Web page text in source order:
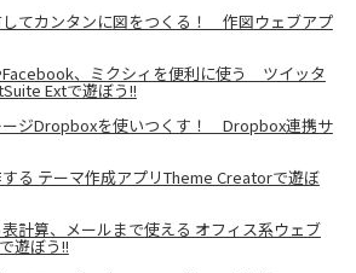
てカンタンに図をつくる！ 作図ウェブアプ
、ミクシィを便利に使う ツイッタ
Extで遊ぼう!!
ージDropboxを使いつくす！ Dropbox連携サ
る テーマ作成アプリTheme Creatorで遊ぼ
計算、メールまで使える オフィス系ウェブ
遊ぼう!!